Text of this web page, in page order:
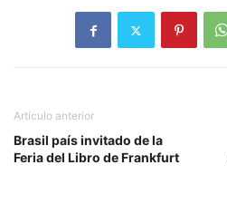
Artículo anterior
Brasil país invitado de la
Feria del Libro de Frankfurt